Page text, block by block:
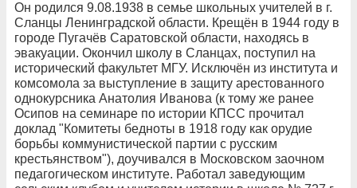
Он родился 9.08.1938 в семье школьных учителей в г.
Сланцы Ленинградской области. Крещён в 1944 году в
городе Пугачёв Саратовской области, находясь в
эвакуации. Окончил школу в Сланцах, поступил на
исторический факультет МГУ. Исключён из института и
комсомола за выступление в защиту арестованного
однокурсника Анатолия Иванова (к тому же ранее
Осипов на семинаре по истории КПСС прочитал
доклад "Комитеты бедноты в 1918 году как орудие
борьбы коммунистической партии с русским
крестьянством"), доучивался в Московском заочном
педагогическом институте. Работал заведующим